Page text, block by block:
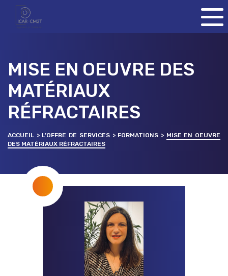
MISE EN OEUVRE DES
MATÉRIAUX
RÉFRACTAIRES
ACCUEIL > L’OFFRE DE SERVICES > FORMATIONS > MISE EN OEUVRE
DES MATÉRIAUX RÉFRACTAIRES